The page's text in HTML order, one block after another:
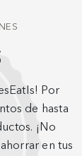
Por
de hasta
¡No
en tus